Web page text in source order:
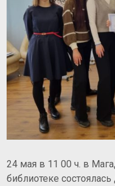
24 мая в 11 00 ч. в
библиотеке